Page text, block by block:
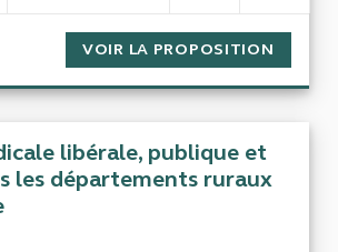
VOIR LA PROPOSITION
libérale, publique et
les départements ruraux